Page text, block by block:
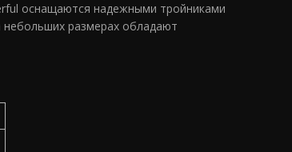
оснащаются надежными тройниками
размерах обладают